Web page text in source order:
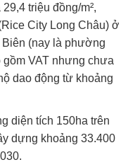
triệu đồng/m²,
City Long Châu) ở
(nay là phường
VAT nhưng chưa
dao động từ khoảng
diện tích 150ha trên
dựng khoảng 33.400